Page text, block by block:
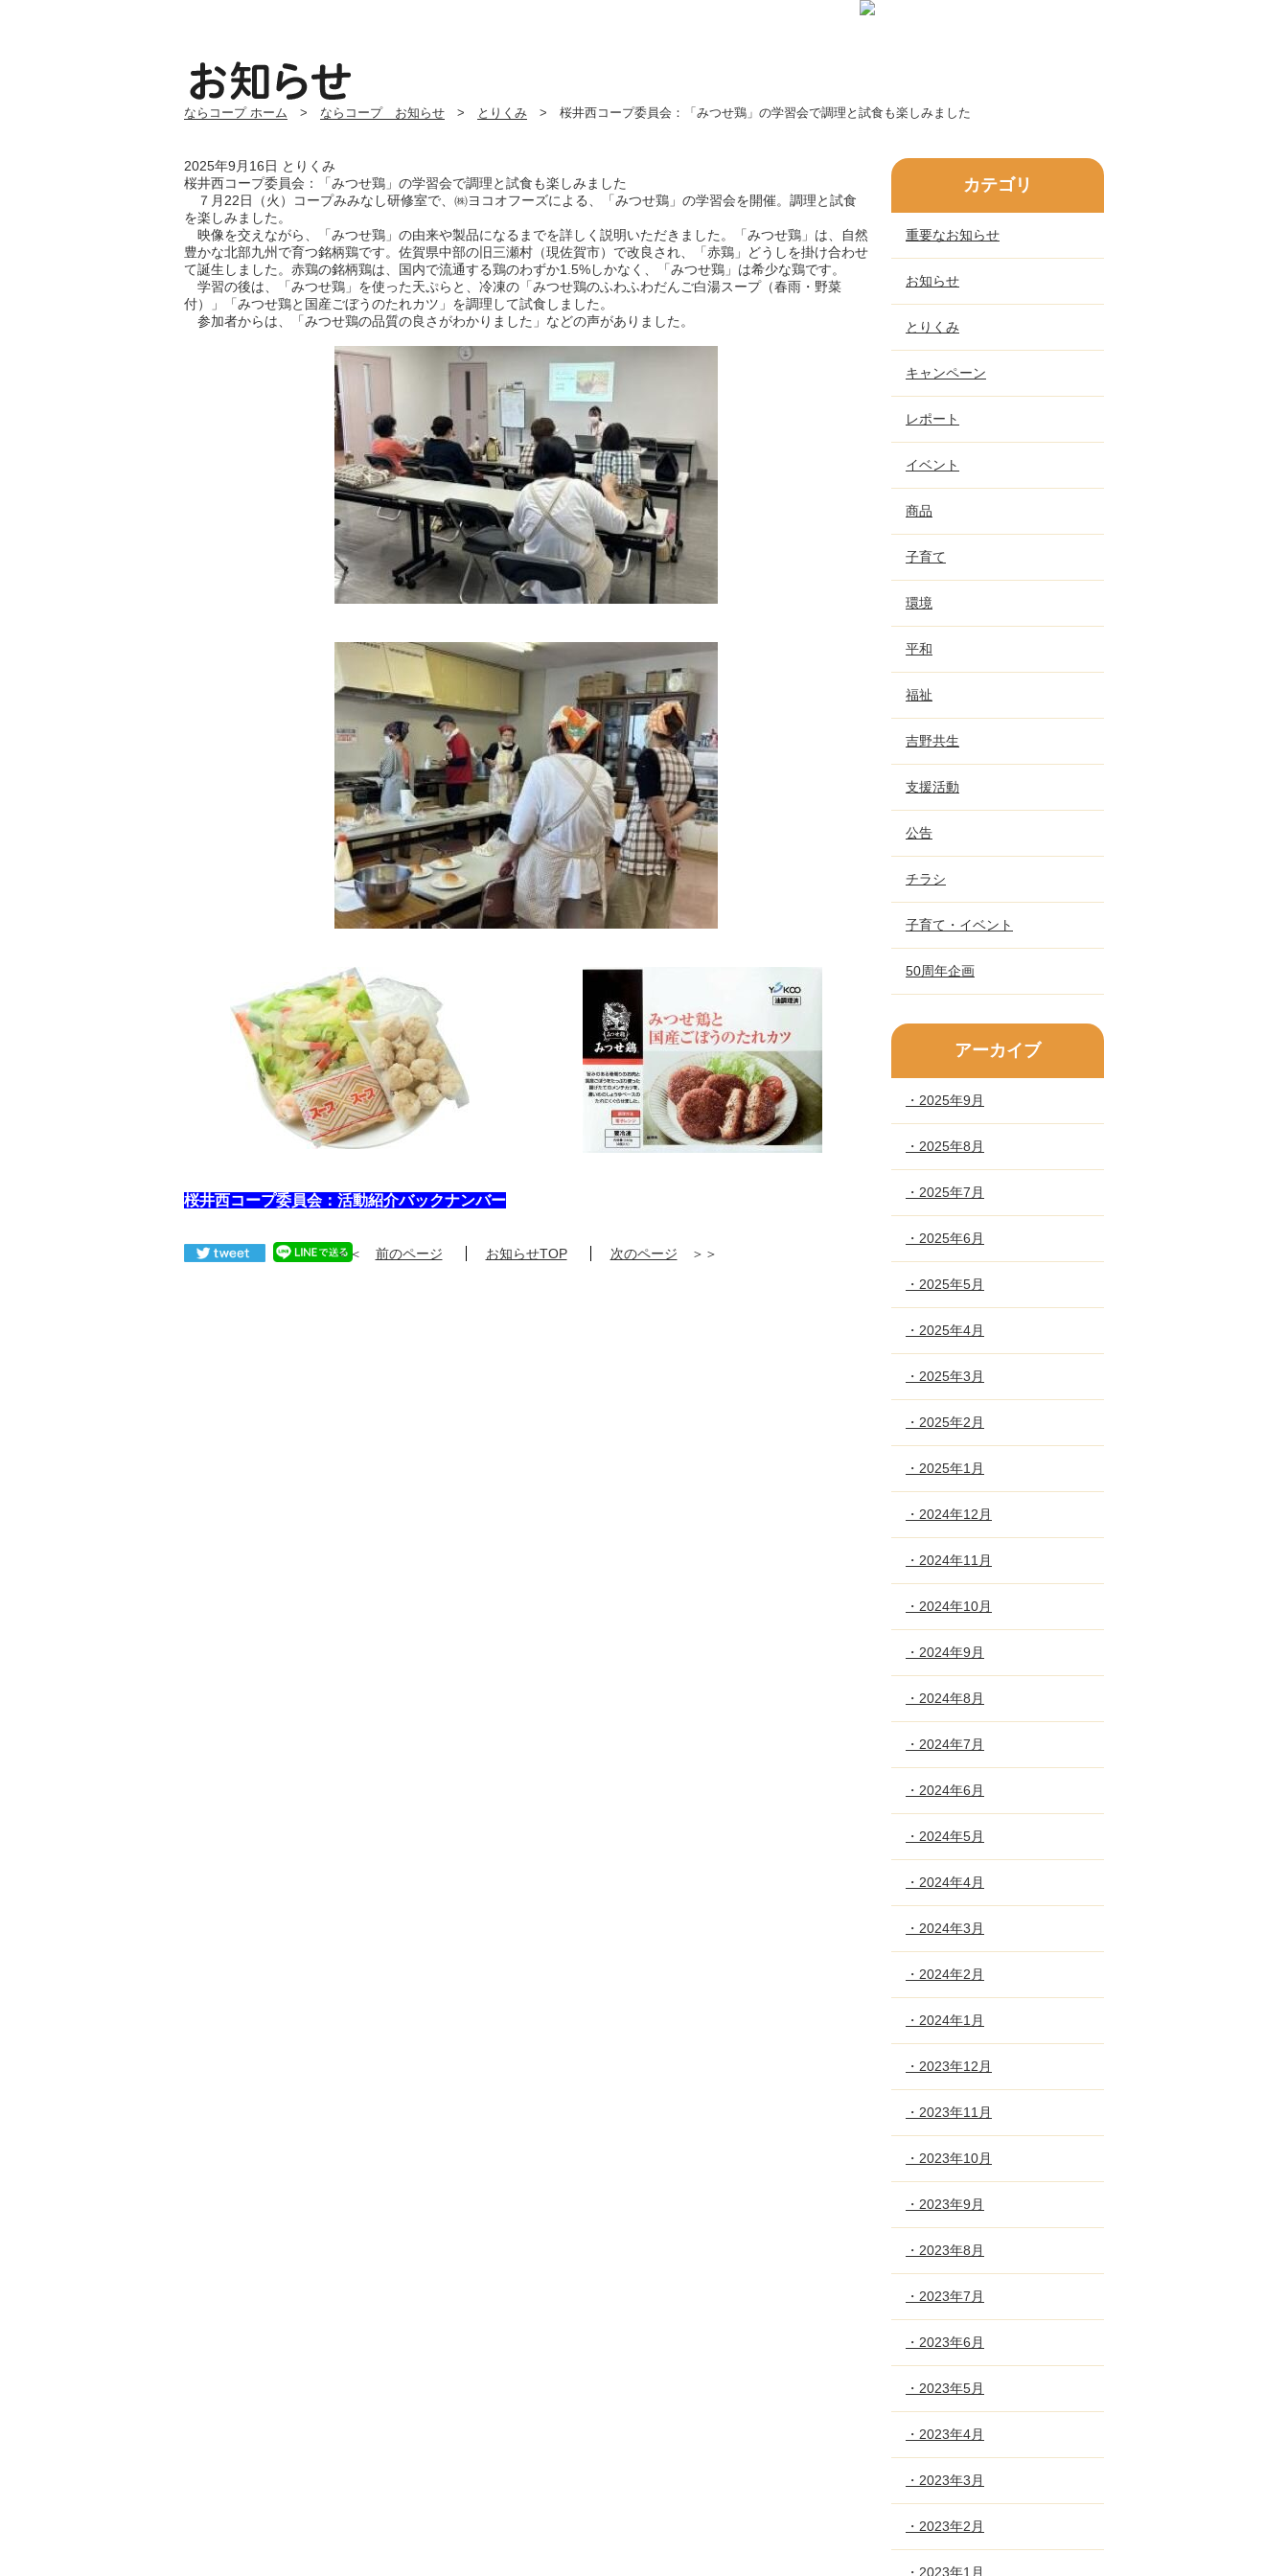
ならコープ ホーム > ならコープ お知らせ > とりくみ > 桜井西コープ委員会：「みつせ鶏」の学習会で調理と試食も楽しみました
2025年9月16日 とりくみ
桜井西コープ委員会：「みつせ鶏」の学習会で調理と試食も楽しみました
７月 22日（火）コープみみなし研修室で、㈱ヨコオフーズによる、「みつせ鶏」の学習会を開催。調理と試食
を楽しみました。
映像を交えながら、「みつせ鶏」の由来や製品になるまでを詳しく説明いただきました。「みつせ鶏」は、自然
豊かな北部九州で育つ銘柄鶏です。佐賀県中部の旧三瀬村（現佐賀市）で改良され、「赤鶏」どうしを掛け合わせ
て誕生しました。赤鶏の銘柄鶏は、国内で流通する鶏のわずか1.5%しかなく、「みつせ鶏」は希少な鶏です。
学習の後は、「みつせ鶏」を使った天ぷらと、冷凍の「みつせ鶏のふわふわだんご白湯スープ（春雨・野菜
付）」「みつせ鶏と国産ごぼうのたれカツ」を調理して試食しました。
参加者からは、「みつせ鶏の品質の良さがわかりました」などの声がありました。
桜井西コープ委員会：活動紹介バックナンバー
＜＜ 前のページ お知らせTOP 次のページ ＞＞
カテゴリ
重要なお知らせ
お知らせ
とりくみ
キャンペーン
レポート
イベント
商品
子育て
環境
平和
福祉
吉野共生
支援活動
公告
チラシ
子育て・イベント
50周年企画
アーカイブ
・2025年9月
・2025年8月
・2025年7月
・2025年6月
・2025年5月
・2025年4月
・2025年3月
・2025年2月
・2025年1月
・2024年12月
・2024年11月
・2024年10月
・2024年9月
・2024年8月
・2024年7月
・2024年6月
・2024年5月
・2024年4月
・2024年3月
・2024年2月
・2024年1月
・2023年12月
・2023年11月
・2023年10月
・2023年9月
・2023年8月
・2023年7月
・2023年6月
・2023年5月
・2023年4月
・2023年3月
・2023年2月
・2023年1月